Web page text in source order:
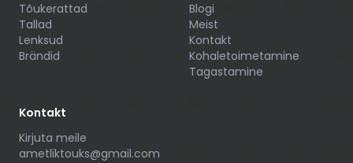
Tõukerattad
Tallad
Lenksud
Brändid
Blogi
Meist
Kontakt
Kohaletoimetamine
Tagastamine
Kontakt
Kirjuta meile
ametliktouks@gmail.com